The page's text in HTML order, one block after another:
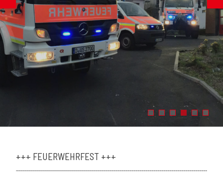
+++ FEUERWEHRFEST +++